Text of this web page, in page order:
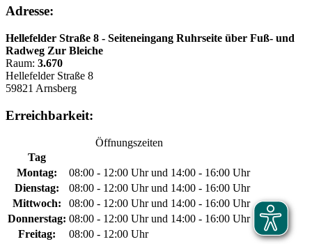
Adresse:
Hellefelder Straße 8 - Seiteneingang Ruhrseite über Fuß- und
Radweg Zur Bleiche
Raum: 3.670
Hellefelder Straße 8
59821 Arnsberg
Erreichbarkeit:
Öffnungszeiten
Tag
Montag:
08:00 - 12:00 Uhr und 14:00 - 16:00 Uhr
Dienstag:
08:00 - 12:00 Uhr und 14:00 - 16:00 Uhr
Mittwoch:
08:00 - 12:00 Uhr und 14:00 - 16:00 Uhr
Donnerstag: 08:00 - 12:00 Uhr und 14:00 - 16:00 Uhr
Freitag:
08:00 - 12:00 Uhr